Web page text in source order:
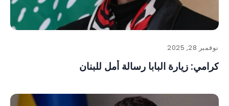
نوفمبر 28, 2025
كرامي: زيارة البابا رسالة أمل للبنان